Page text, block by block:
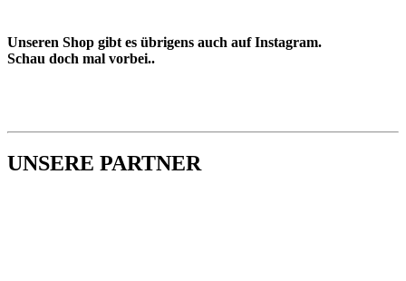
Unseren Shop gibt es übrigens auch auf Instagram.
Schau doch mal vorbei..
UNSERE PARTNER